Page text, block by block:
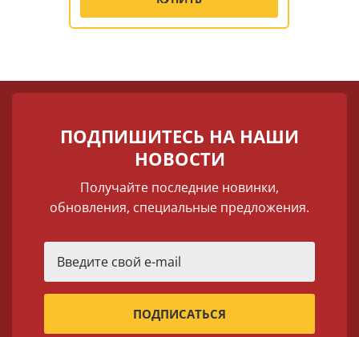
ПОДПИШИТЕСЬ НА НАШИ
НОВОСТИ
Получайте последние новинки,
обновления, специальные предложения.